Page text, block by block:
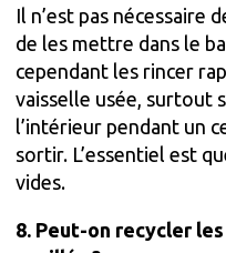
Il n’est pas nécessaire
de les mettre dans le
cependant les rincer
vaisselle usée, surtout
l’intérieur pendant un
sortir. L’essentiel est
vides.
8. Peut-on recycler